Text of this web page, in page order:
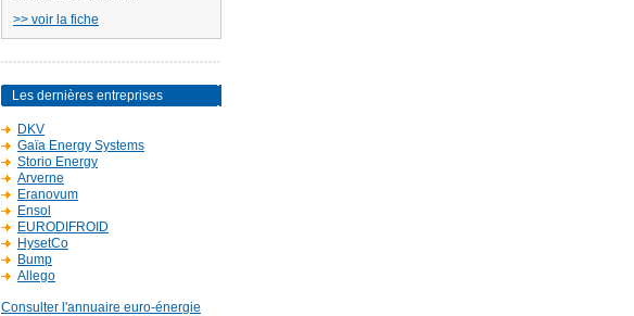
>> voir la fiche
Les dernières entreprises
DKV
Gaïa Energy Systems
Storio Energy
Arverne
Eranovum
Ensol
EURODIFROID
HysetCo
Bump
Allego
Consulter l'annuaire euro-énergie